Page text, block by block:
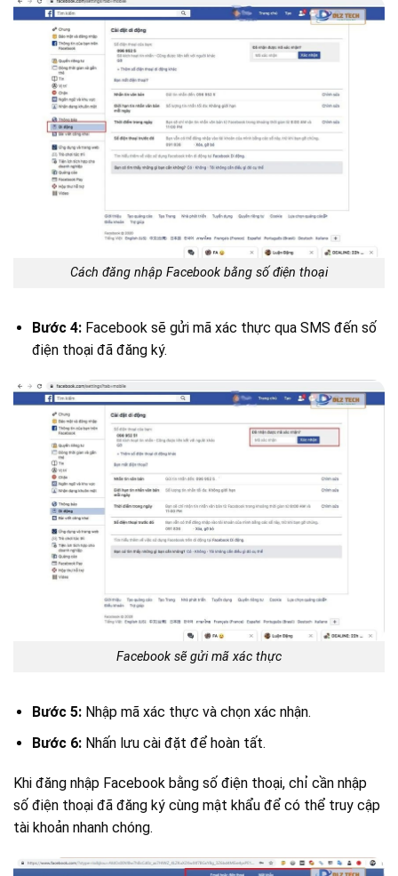
Cách đăng nhập Facebook bằng số điện thoại
Bước 4:Facebook sẽ gửi mã xác thực qua SMS đến số
điện thoại đã đăng ký.
Facebook sẽ gửi mã xác thực
Bước 5:Nhập mã xác thực và chọn xác nhận.
Bước 6:Nhấn lưu cài đặt để hoàn tất.
Khi đăng nhập Facebook bằng số điện thoại, chỉ cần nhập
số điện thoại đã đăng ký cùng mật khẩu để có thể truy cập
tài khoản nhanh chóng.